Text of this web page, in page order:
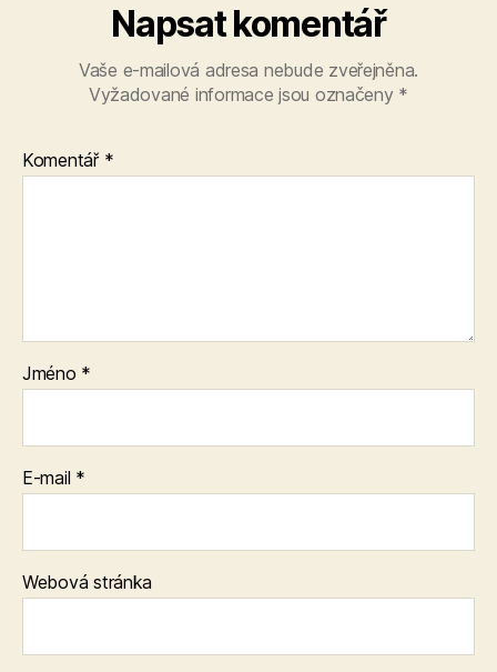
Napsat komentář
Vaše e-mailová adresa nebude zveřejněna.
Vyžadované informace jsou označeny *
Komentář *
Jméno *
E-mail *
Webová stránka